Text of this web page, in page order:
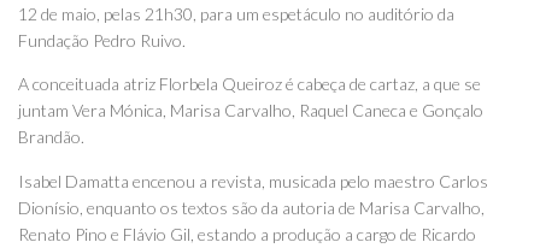
12 de maio, pelas 21h30, para um espetáculo no auditório da
Fundação Pedro Ruivo.
A conceituada atriz Florbela Queiroz é cabeça de cartaz, a que se
juntam Vera Mónica, Marisa Carvalho, Raquel Caneca e Gonçalo
Brandão.
Isabel Damatta encenou a revista, musicada pelo maestro Carlos
Dionísio, enquanto os textos são da autoria de Marisa Carvalho,
Renato Pino e Flávio Gil, estando a produção a cargo de Ricardo